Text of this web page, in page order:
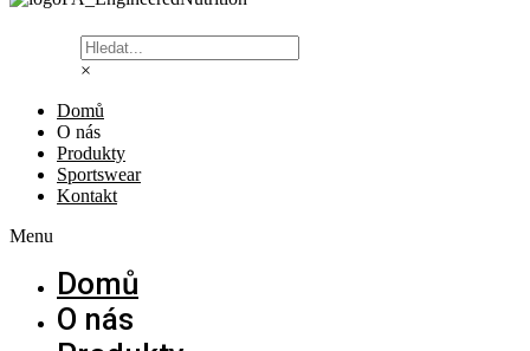
×
Domů
O nás
Produkty
Sportswear
Kontakt
Menu
Domů
O nás